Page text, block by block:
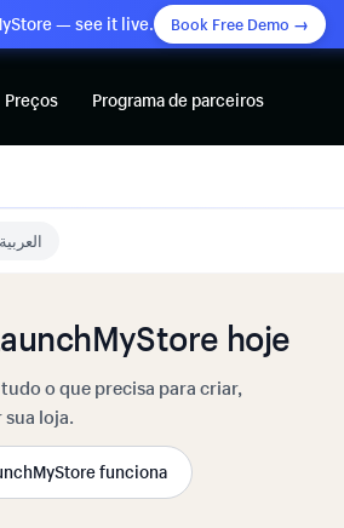
— see it live. Book Free Demo →
Preços Programa de parceiros
العربية
hoje
o que precisa para criar,
loja.
funciona